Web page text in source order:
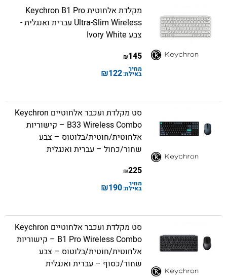
מקלדת אלחוטית Keychron B1 Pro
Ultra-Slim Wireless עברית ואנגלית -
צבע Ivory White
145
₪
מחיר
באילת:122
₪
סט מקלדת ועכבר אלחוטיים Keychron
B33 Wireless Combo – קישוריות
אלחוטית/חוטית/בלוטוס – צבע
שחור/כחול – עברית ואנגלית
225
₪
מחיר
באילת:190
₪
סט מקלדת ועכבר אלחוטיים Keychron
B1 Pro Wireless Combo – קישוריות
אלחוטית/חוטית/בלוטוס – צבע
שחור/כסוף – עברית ואנגלית